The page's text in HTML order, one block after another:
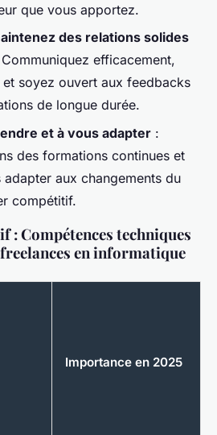
que vous apportez.
des relations solides
efficacement,
soyez ouvert aux feedbacks
de longue durée.
et à vous adapter :
des formations continues et
aux changements du
compétitif.
: Compétences techniques
en informatique
Importance en 2025